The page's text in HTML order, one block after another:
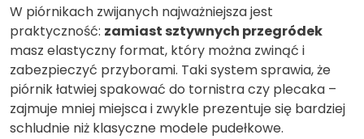
W piórnikach zwijanych najważniejsza jest
praktyczność: zamiast sztywnych przegródek
masz elastyczny format, który można zwinąć i
zabezpieczyć przyborami. Taki system sprawia, że
piórnik łatwiej spakować do tornistra czy plecaka –
zajmuje mniej miejsca i zwykle prezentuje się bardziej
schludnie niż klasyczne modele pudełkowe.